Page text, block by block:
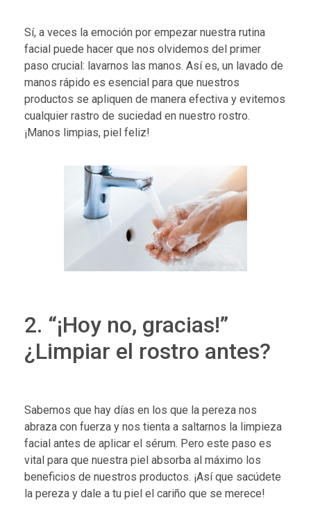
Sí, a veces la emoción por empezar nuestra rutina
facial puede hacer que nos olvidemos del primer
paso crucial: lavarnos las manos. Así es, un lavado de
manos rápido es esencial para que nuestros
productos se apliquen de manera efectiva y evitemos
cualquier rastro de suciedad en nuestro rostro.
¡Manos limpias, piel feliz!
2. “¡Hoy no, gracias!”
¿Limpiar el rostro antes?
Sabemos que hay días en los que la pereza nos
abraza con fuerza y nos tienta a saltarnos la limpieza
facial antes de aplicar el sérum. Pero este paso es
vital para que nuestra piel absorba al máximo los
beneficios de nuestros productos. ¡Así que sacúdete
la pereza y dale a tu piel el cariño que se merece!